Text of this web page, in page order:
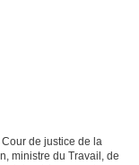
de justice de la
ministre du Travail, de